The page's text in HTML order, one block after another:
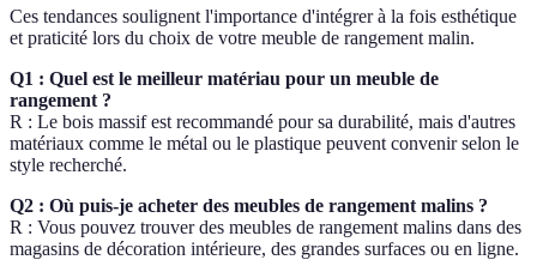
Ces tendances soulignent l'importance d'intégrer à la fois esthétique
et praticité lors du choix de votre meuble de rangement malin.
Q1 : Quel est le meilleur matériau pour un meuble de
rangement ?
R : Le bois massif est recommandé pour sa durabilité, mais d'autres
matériaux comme le métal ou le plastique peuvent convenir selon le
style recherché.
Q2 : Où puis-je acheter des meubles de rangement malins ?
R : Vous pouvez trouver des meubles de rangement malins dans des
magasins de décoration intérieure, des grandes surfaces ou en ligne.